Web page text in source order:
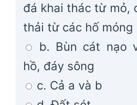
đá khai thác từ mỏ,
thải từ các hố móng
b. Bùn cát nạo
hồ, đáy sông
c. Cả a và b